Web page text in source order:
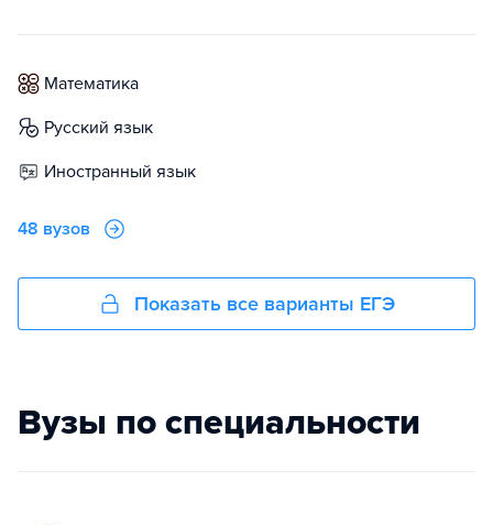
математика
русский язык
иностранный язык
48 вузов
Показать все варианты ЕГЭ
Вузы по специальности